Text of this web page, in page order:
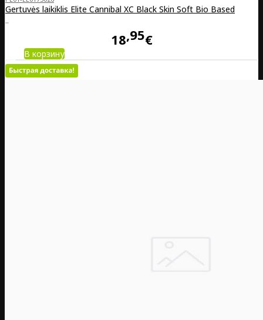
Gertuvės laikiklis Elite Cannibal XC Black Skin Soft Bio Based
..
18 95€
В корзину